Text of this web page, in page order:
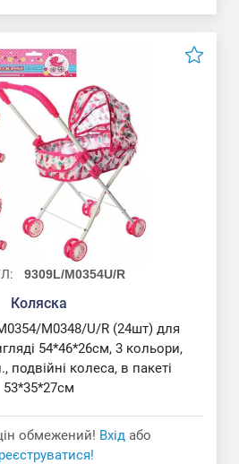
9309L/M0354U/R
Коляска
M0348/U/R (24шт) для
54*46*26см, 3 кольори,
подвійні колеса, в пакеті
53*35*27см
обмежений! Вхід або